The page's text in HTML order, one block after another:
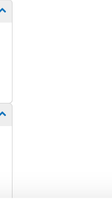
Mostrar/ocultar subpáginas
Mostrar/ocultar subpáginas